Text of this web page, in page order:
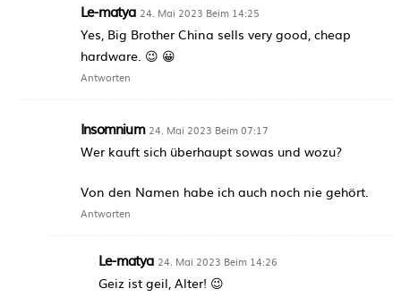
Le-matya 24. Mai 2023 Beim 14:25
Yes, Big Brother China sells very good, cheap
hardware. 😉 😀
Antworten
Insomnium 24. Mai 2023 Beim 07:17
Wer kauft sich überhaupt sowas und wozu?
Von den Namen habe ich auch noch nie gehört.
Antworten
Le-matya 24. Mai 2023 Beim 14:26
Geiz ist geil, Alter! 😉